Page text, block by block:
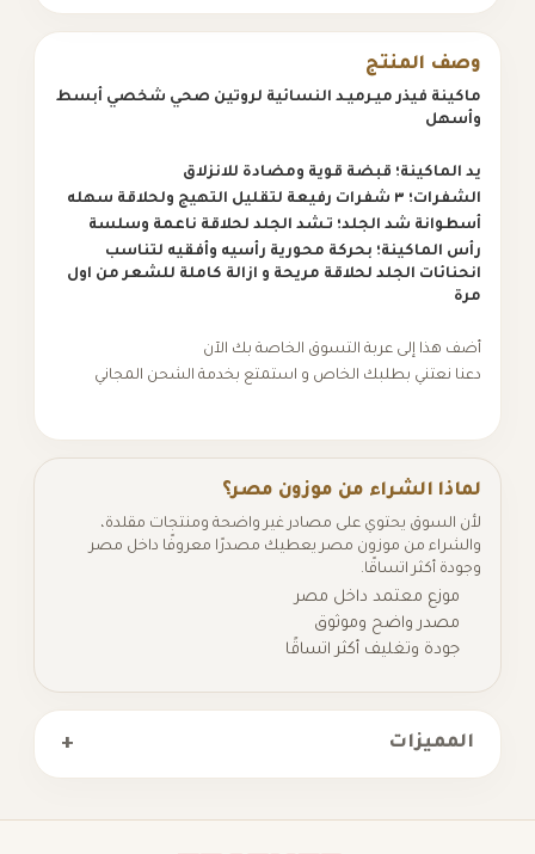
وصف المنتج
ماكينة فيذر ميـرميـد النسائية لروتين صحي شخصي أبسط
وأسهل
يد الماكينة؛ قبضة قوية ومضادة للانزلاق
الشفرات؛ ٣ شفرات رفيعة لتقليل التهيج ولحلاقة سهله
أسطوانة شد الجلد؛ تـشد الجلد لحلاقة ناعمة وسلسة
رأس الماكينة؛ بحركة محورية رأسيه وأفقيه لتناسب
انحنائات الجلد لحلاقة مريحة و ازالة كاملة للشعر من اول
مرة
أضف هذا إلى عربة التسوق الخاصة بك الآن
دعنا نعتني بطلبك الخاص و استمتع بخدمة الشحن المجاني
لماذا الشراء من موزون مصر؟
لأن السوق يحتوي على مصادر غير واضحة ومنتجات مقلدة،
والشراء من موزون مصر يعطيك مصدرًا معروفًا داخل مصر
وجودة أكثر اتساقًا.
موزع معتمد داخل مصر
مصدر واضح وموثوق
جودة وتغليف أكثر اتساقًا
المميزات +